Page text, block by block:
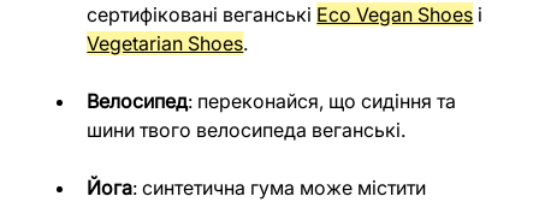
сертифіковані веганські Eco Vegan Shoes і
Vegetarian Shoes.
Велосипед: переконайся, що сидіння та
шини твого велосипеда веганські.
Йога: синтетична гума може містити